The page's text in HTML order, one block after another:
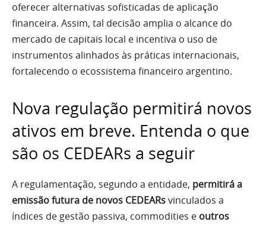
oferecer alternativas sofisticadas de aplicação
financeira. Assim, tal decisão amplia o alcance do
mercado de capitais local e incentiva o uso de
instrumentos alinhados às práticas internacionais,
fortalecendo o ecossistema financeiro argentino.
Nova regulação permitirá novos
ativos em breve. Entenda o que
são os CEDEARs a seguir
A regulamentação, segundo a entidade, permitirá a
emissão futura de novos CEDEARsvinculados a
índices de gestão passiva, commodities e outros